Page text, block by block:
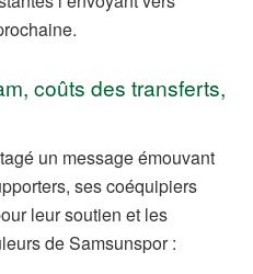
coûts des transferts,
un message émouvant
ses coéquipiers
leur soutien et les
de Samsunspor :